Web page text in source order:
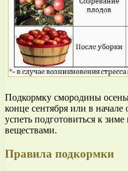
Подкормку смородины
конце сентября или в
успеть подготовиться к
веществами.
Правила подкормки